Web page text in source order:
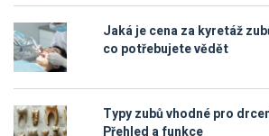
Jaká je cena za kyretáž
co potřebujete vědět
Typy zubů vhodné pro
Přehled a funkce